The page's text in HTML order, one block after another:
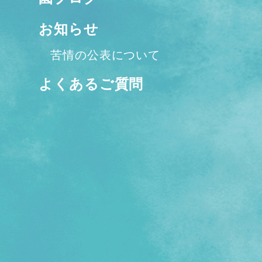
お知らせ
苦情の公表について
よくあるご質問